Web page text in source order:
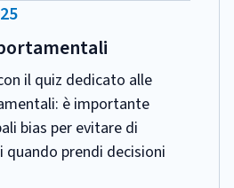
il quiz dedicato alle
è importante
bias per evitare di
prendi decisioni